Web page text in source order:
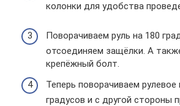
колонки для удобства
Поворачиваем руль на 180
отсоединяем защёлки. А
крепёжный болт.
Теперь поворачиваем рулевое
градусов и с другой стороны